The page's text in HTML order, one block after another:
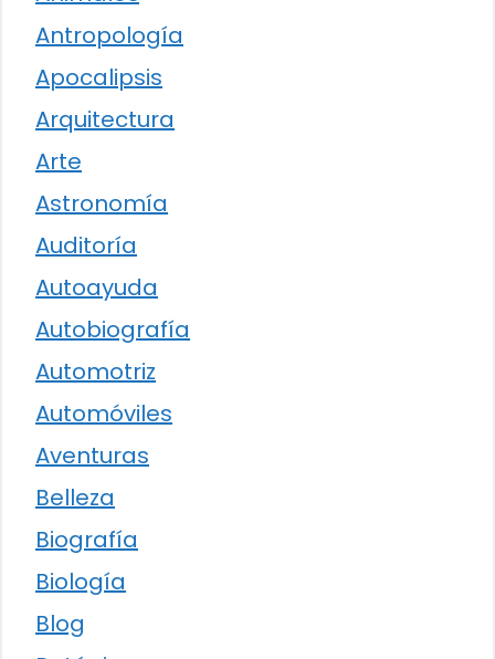
Antropología
Apocalipsis
Arquitectura
Arte
Astronomía
Auditoría
Autoayuda
Autobiografía
Automotriz
Automóviles
Aventuras
Belleza
Biografía
Biología
Blog